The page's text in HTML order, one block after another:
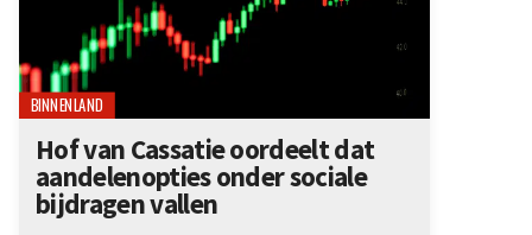
BINNENLAND
Hof van Cassatie oordeelt dat
aandelenopties onder sociale
bijdragen vallen